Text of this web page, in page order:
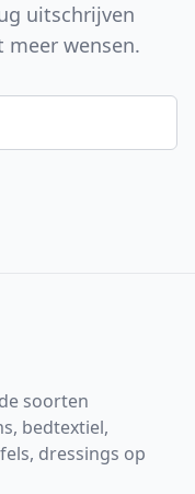
uitschrijven
wensen.
soorten
bedtextiel,
dressings op